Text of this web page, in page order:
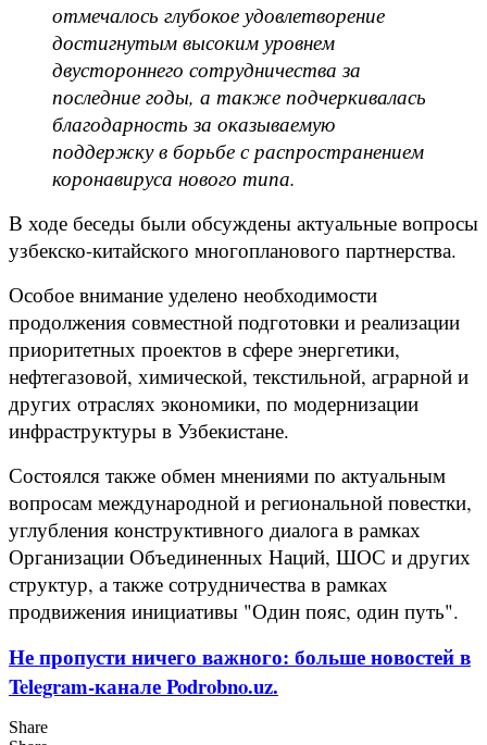
отмечалось глубокое удовлетворение
достигнутым высоким уровнем
двустороннего сотрудничества за
последние годы, а также подчеркивалась
благодарность за оказываемую
поддержку в борьбе с распространением
коронавируса нового типа.
В ходе беседы были обсуждены актуальные вопросы
узбекско-китайского многопланового партнерства.
Особое внимание уделено необходимости
продолжения совместной подготовки и реализации
приоритетных проектов в сфере энергетики,
нефтегазовой, химической, текстильной, аграрной и
других отраслях экономики, по модернизации
инфраструктуры в Узбекистане.
Состоялся также обмен мнениями по актуальным
вопросам международной и региональной повестки,
углубления конструктивного диалога в рамках
Организации Объединенных Наций, ШОС и других
структур, а также сотрудничества в рамках
продвижения инициативы "Один пояс, один путь".
Не пропусти ничего важного: больше новостей в
Telegram-канале Podrobno.uz.
Share